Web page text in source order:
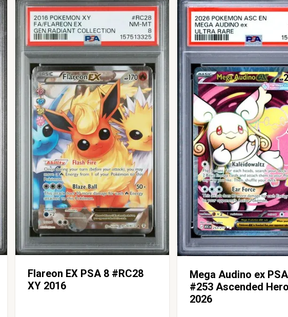
Flareon EX PSA 8 #RC28
XY 2016
Mega Audino ex
#253 Ascended
2026